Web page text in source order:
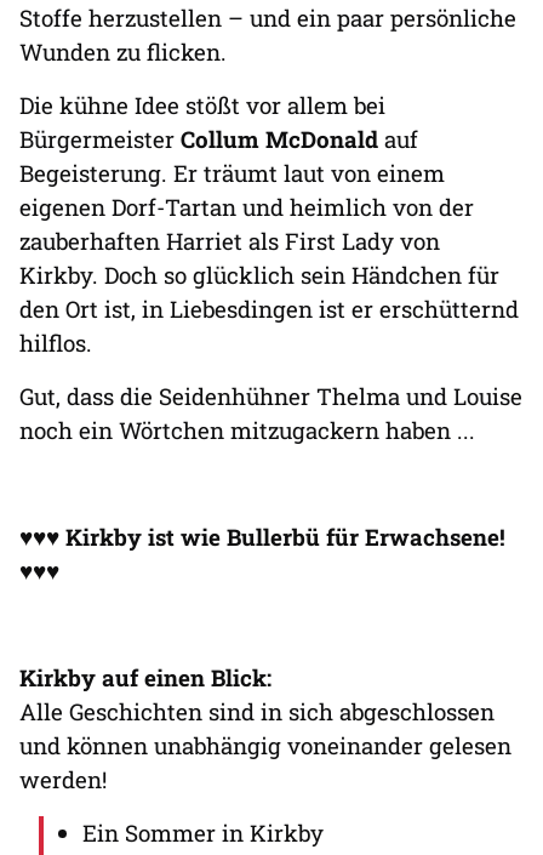
Stoffe herzustellen – und ein paar persönliche
Wunden zu flicken.
Die kühne Idee stößt vor allem bei
Bürgermeister Collum McDonald auf
Begeisterung. Er träumt laut von einem
eigenen Dorf-Tartan und heimlich von der
zauberhaften Harriet als First Lady von
Kirkby. Doch so glücklich sein Händchen für
den Ort ist, in Liebesdingen ist er erschütternd
hilflos.
Gut, dass die Seidenhühner Thelma und Louise
noch ein Wörtchen mitzugackern haben ...
♥♥♥ Kirkby ist wie Bullerbü für Erwachsene!
♥♥♥
Kirkby auf einen Blick:
Alle Geschichten sind in sich abgeschlossen
und können unabhängig voneinander gelesen
werden!
Ein Sommer in Kirkby